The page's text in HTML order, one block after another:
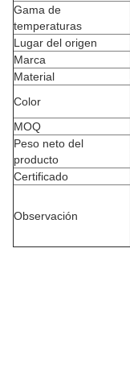
Gama de
temperaturas
Lugar del origen
Marca
Material
Color
MOQ
Peso neto del
producto
Certificado
Observación